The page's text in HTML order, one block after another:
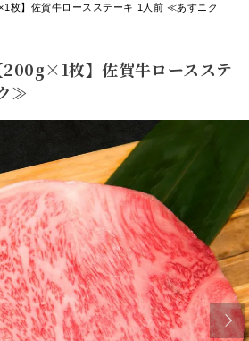
枚】佐賀牛ロースステーキ 1人前 ≪あすニク
枚】佐賀牛ロースステ
≫